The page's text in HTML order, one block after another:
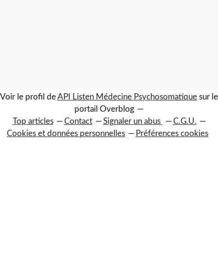
Voir le profil deAPI Listen Médecine Psychosomatique sur le
portail Overblog
Top articles
Contact Signaler un abus
C.G.U.
Cookies et données personnelles
Préférences cookies